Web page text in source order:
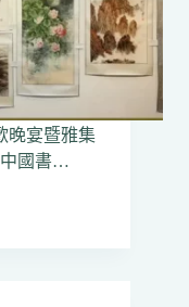
晚宴暨雅集
中國書…